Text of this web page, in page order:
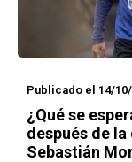
Publicado el 14/
¿Qué se
después de
Sebastián